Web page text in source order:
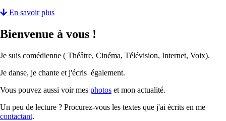
En savoir plus
Bienvenue à vous !
Je suis comédienne ( Théâtre, Cinéma, Télévision, Internet, Voix).
Je danse, je chante et j'écris également.
Vous pouvez aussi voir mes photos et mon actualité.
Un peu de lecture ? Procurez-vous les textes que j'ai écrits en me
contactant.